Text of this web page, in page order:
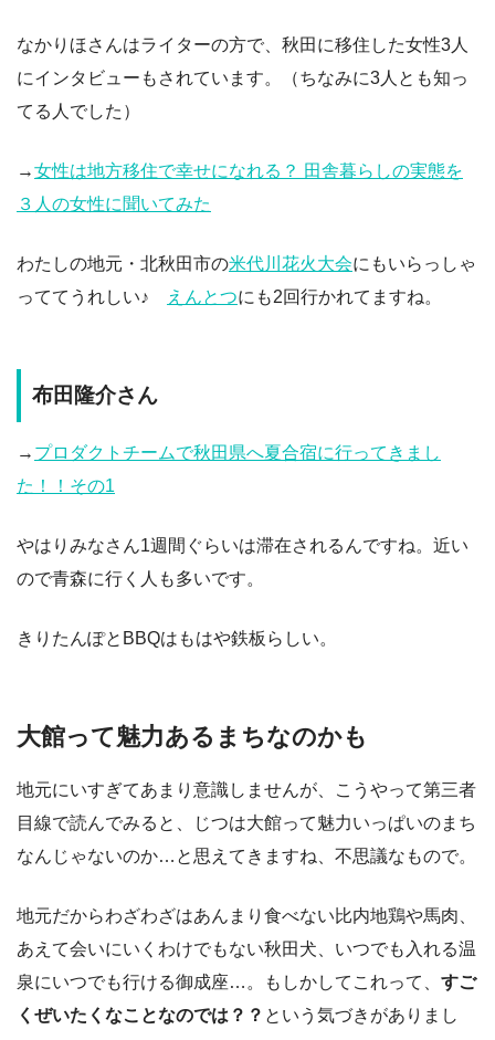
なかりほさんはライターの方で、秋田に移住した女性3人
にインタビューもされています。（ちなみに3人とも知っ
てる人でした）
→女性は地方移住で幸せになれる？ 田舎暮らしの実態を
３人の女性に聞いてみた
わたしの地元・北秋田市の米代川花火大会にもいらっしゃ
っててうれしい♪
えんとつにも2回行かれてますね。
布田隆介さん
→ プロダクトチームで秋田県へ夏合宿に行ってきまし
た！！その1
やはりみなさん1週間ぐらいは滞在されるんですね。近い
ので青森に行く人も多いです。
きりたんぽとBBQはもはや鉄板らしい。
大館って魅力あるまちなのかも
地元にいすぎてあまり意識しませんが、こうやって第三者
目線で読んでみると、じつは大館って魅力いっぱいのまち
なんじゃないのか…と思えてきますね、不思議なもので。
地元だからわざわざはあんまり食べない比内地鶏や馬肉、
あえて会いにいくわけでもない秋田犬、いつでも入れる温
泉にいつでも行ける御成座…。もしかしてこれって、 すご
くぜいたくなことなのでは？？ という気づきがありまし